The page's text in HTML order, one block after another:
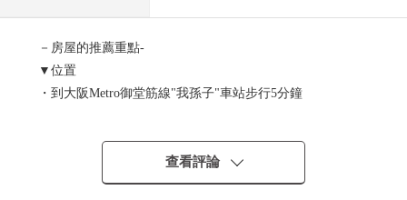
－房屋的推薦重點-
▼位置
・到大阪Metro御堂筋線"我孫子"車站步行5分鐘
・地上14層的10樓部分朝南住戸
・私人使用面積63.26平方公尺3LDK的房型
查看評論